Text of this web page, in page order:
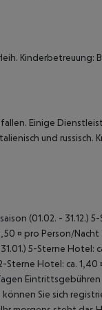
Kinderbetreuung:
Einige
und russisch.
(01.02. - 31.12.)
¤ pro Person/
5-Sterne Hotel:
Hotel: ca.
Eintrittsgebühren
Sie sich